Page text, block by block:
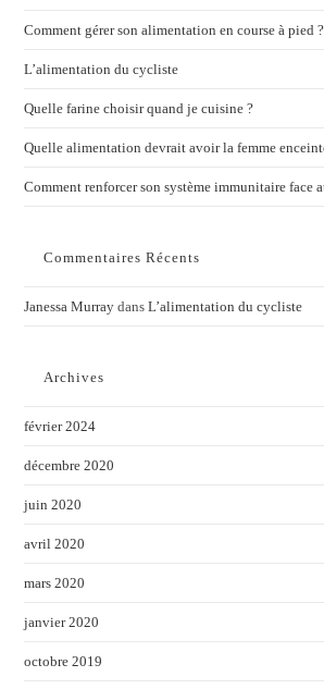
Comment gérer son alimentation en course à pied ?
L’alimentation du cycliste
Quelle farine choisir quand je cuisine ?
Quelle alimentation devrait avoir la femme
Comment renforcer son système immunitaire face
Commentaires Récents
Janessa Murray dansL’alimentation du cycliste
Archives
février 2024
décembre 2020
juin 2020
avril 2020
mars 2020
janvier 2020
octobre 2019